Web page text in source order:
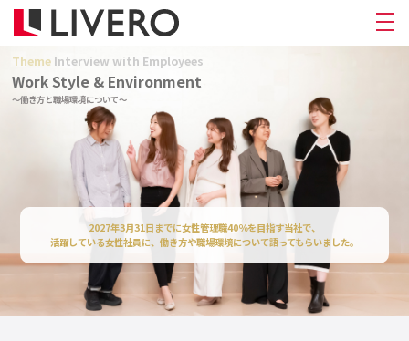
Theme Interview with Employees
Work Style & Environment
〜働き方と職場環境について〜
2027年3月31日までに女性管理職40％を目指す当社で、
活躍している女性社員に、働き方や職場環境について語ってもらいました。